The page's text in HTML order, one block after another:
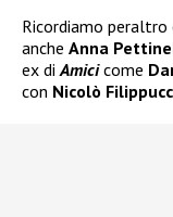
Ricordiamo peraltro
anche Anna
ex diAmicicome
con Nicolò